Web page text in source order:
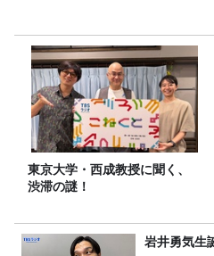
東京大学・西成教授に聞く、
渋滞の謎！
岩井勇気生